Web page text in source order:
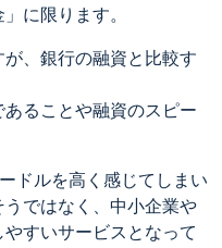
に限ります。
、銀行の融資と比較す
ることや融資のスピー
ドルを高く感じてしまい
ではなく、中小企業や
すいサービスとなって